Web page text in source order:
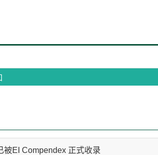
被EI Compendex 正式收录